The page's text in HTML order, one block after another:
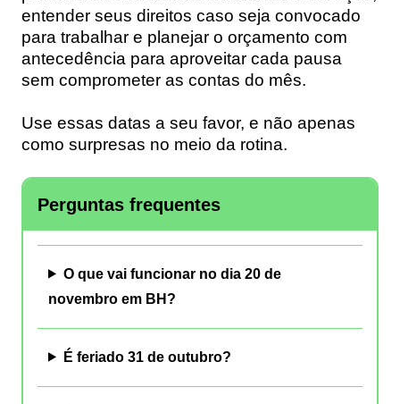
entender seus direitos caso seja convocado
para trabalhar e planejar o orçamento com
antecedência para aproveitar cada pausa
sem comprometer as contas do mês.
Use essas datas a seu favor, e não apenas
como surpresas no meio da rotina.
Perguntas frequentes
O que vai funcionar no dia 20 de
novembro em BH?
É feriado 31 de outubro?